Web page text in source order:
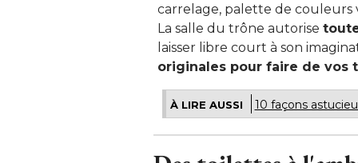
carrelage, palette de couleurs
La salle du trône autorise
laisser libre court à son
originales pour faire de vos
À LIRE AUSSI 10 façons